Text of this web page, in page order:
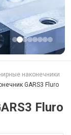
наконечники
GARS3 Fluro
Fluro